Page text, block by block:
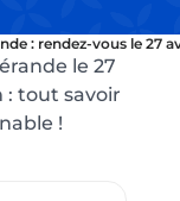
: rendez-vous le 27
le 27
: tout savoir
!